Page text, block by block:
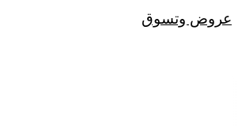
عروض وتسوق